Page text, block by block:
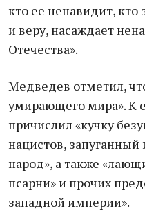
кто ее ненавидит,
и веру, насаждает
Отечества».
Медведев отметил,
умирающего мира». К
причислил «кучку
нацистов,
народ», а также
псарни» и прочих
западной империи».